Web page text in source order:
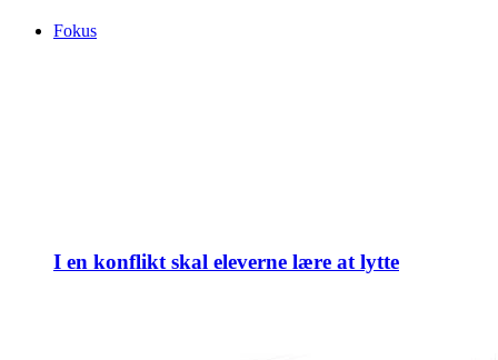
Fokus
I en konflikt skal eleverne lære at lytte